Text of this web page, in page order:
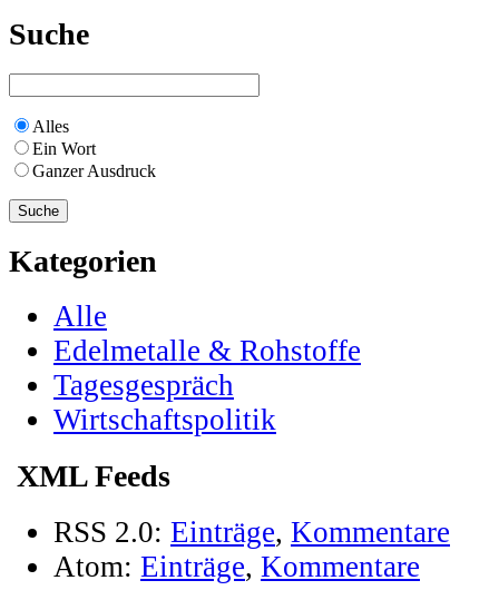
Suche
Alles
Ein Wort
Ganzer Ausdruck
Kategorien
Alle
Edelmetalle & Rohstoffe
Tagesgespräch
Wirtschaftspolitik
XML Feeds
RSS 2.0: Einträge, Kommentare
Atom: Einträge, Kommentare